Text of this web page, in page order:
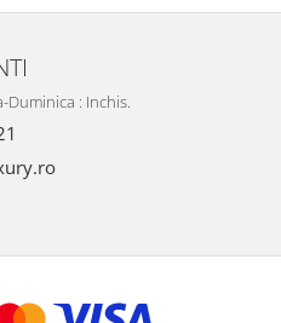
Duminica : Inchis.